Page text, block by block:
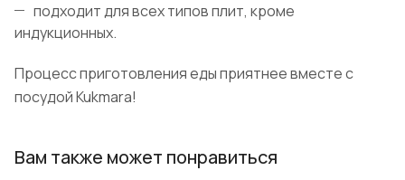
подходит для всех типов плит, кроме
индукционных.
Процесс приготовления еды приятнее вместе с
посудой Kukmara!
Вам также может понравиться